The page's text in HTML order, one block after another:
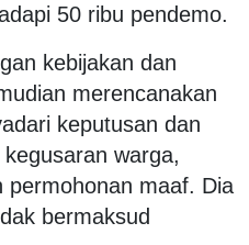
50 ribu pendemo.
kebijakan dan
merencanakan
keputusan dan
warga,
permohonan maaf. Dia
bermaksud